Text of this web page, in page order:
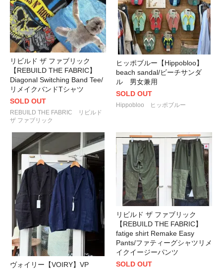
リビルド ザ ファブリック
【REBUILD THE FABRIC】
Diagonal Switching Band Tee/
リメイクバンドTシャツ
SOLD OUT
REBUILD THE FABRIC リビルド
ザ ファブリック
ヒッポブルー【Hippobloo】
beach sandal/ビーチサンダ
ル 男女兼用
SOLD OUT
Hippobloo ヒッポブルー
ヴォイリー【VOIRY】VP
リビルド ザ ファブリック
【REBUILD THE FABRIC】
fatige shirt Remake Easy
Pants/ファティーグシャツリメ
イクイージーパンツ
SOLD OUT